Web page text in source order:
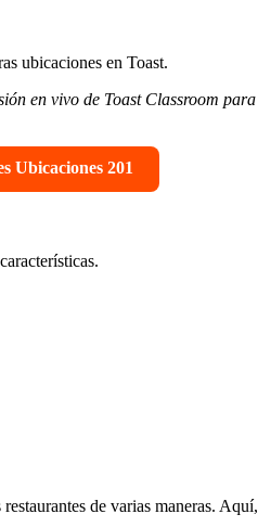
ubicaciones en Toast.
en vivo de Toast Classroom
Ubicaciones 201
de varias maneras.